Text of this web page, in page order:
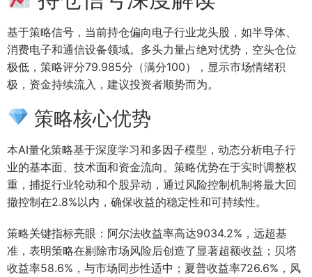
基于策略信号，当前持仓偏向电子行业龙头股，如半导体、
消费电子和通信设备领域。多头力量占绝对优势，空头仓位
极低，策略评分79.985分（满分100），显示市场情绪积
极，资金持续流入，建议投资者顺势而为。
策略核心优势
本AI量化策略基于深度学习和多因子模型，动态分析电子行
业的基本面、技术面和资金流向。策略优势在于实时调整权
重，捕捉行业轮动和个股异动，通过风险控制机制将最大回
撤控制在2.8%以内，确保收益的稳定性和可持续性。
策略关键指标亮眼：阿尔法收益率高达9034.2%，远超基
准，表明策略在剔除市场风险后创造了显著超额收益；贝塔
收益率58.6%，与市场同步性适中；夏普收益率726.6%，风